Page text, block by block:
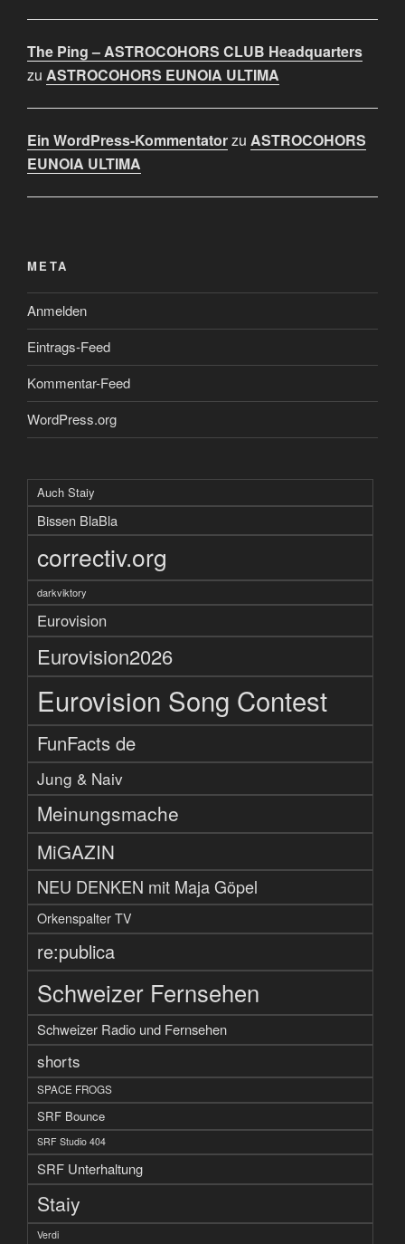
The Ping – ASTROCOHORS CLUB Headquarters
zu ASTROCOHORS EUNOIA ULTIMA
Ein WordPress-Kommentatorzu ASTROCOHORS
EUNOIA ULTIMA
META
Anmelden
Eintrags-Feed
Kommentar-Feed
WordPress.org
Auch Staiy
Bissen BlaBla
correctiv.org
darkviktory
Eurovision
Eurovision2026
Eurovision Song Contest
FunFacts de
Jung & Naiv
Meinungsmache
MiGAZIN
NEU DENKEN mit Maja Göpel
Orkenspalter TV
re:publica
Schweizer Fernsehen
Schweizer Radio und Fernsehen
shorts
SPACE FROGS
SRF Bounce
SRF Studio 404
SRF Unterhaltung
Staiy
Verdi